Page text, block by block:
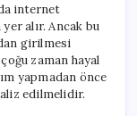
internet
alır. Ancak bu
girilmesi
zaman hayal
yapmadan önce
edilmelidir.